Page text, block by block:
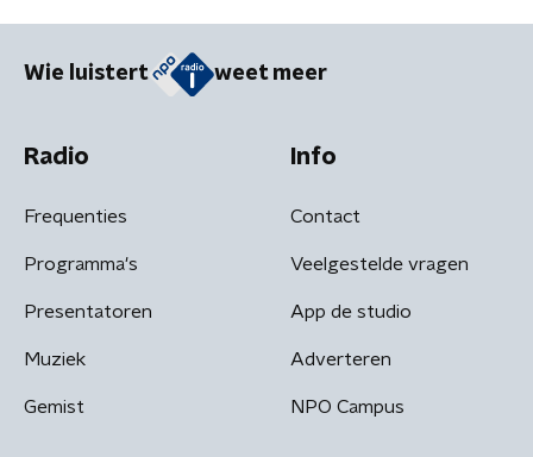
Wie luistert weet meer
Radio
Frequenties
Programma's
Presentatoren
Muziek
Gemist
Info
Contact
Veelgestelde vragen
App de studio
Adverteren
NPO Campus